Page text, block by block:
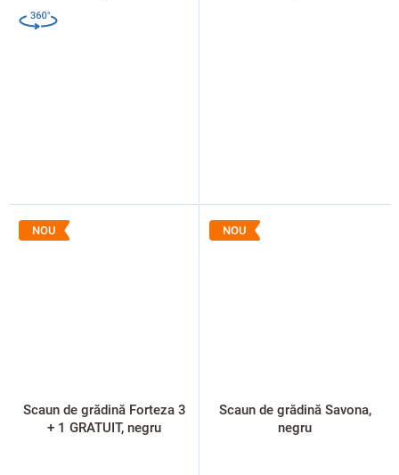
NOU
Scaun de grădină Forteza 3
+ 1 GRATUIT, negru
NOU
Scaun de grădină Savona,
negru